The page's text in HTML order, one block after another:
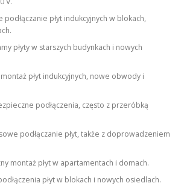
podłączanie płyt indukcyjnych w blokach,
płyty w starszych budynkach i nowych
płyt indukcyjnych, nowe obwody i
podłączenia, często z przeróbką
podłączanie płyt, także z doprowadzeniem
montaż płyt w apartamentach i domach.
płyt w blokach i nowych osiedlach.